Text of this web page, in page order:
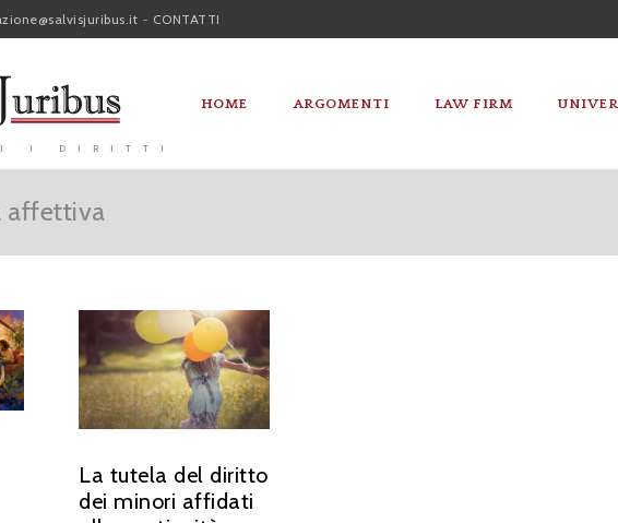
- CONTATTI
I DIRITTI
HOME ARGOMENTI LAW FIRM
affettiva
La tutela del diritto
dei minori affidati